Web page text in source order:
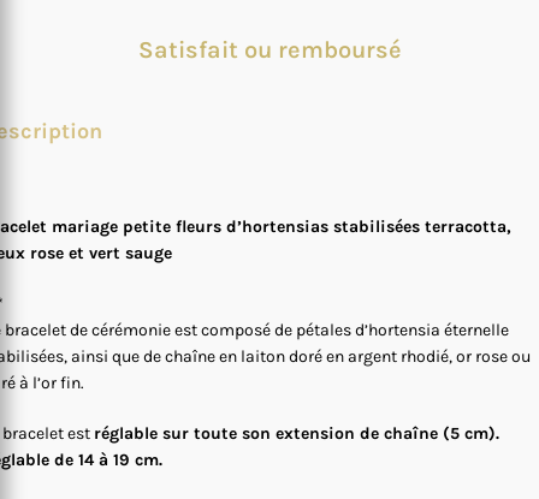
Satisfait ou remboursé
mariage petite fleurs d’hortensias stabilisées terracotta,
rose et vert sauge
bracelet de cérémonie est composé de pétales d’hortensia éternelle
ainsi que de chaîne en laiton doré en argent rhodié, or rose ou
à l’or fin.
bracelet est réglable sur toute son extension de chaîne (5 cm).
de 14 à 19 cm.